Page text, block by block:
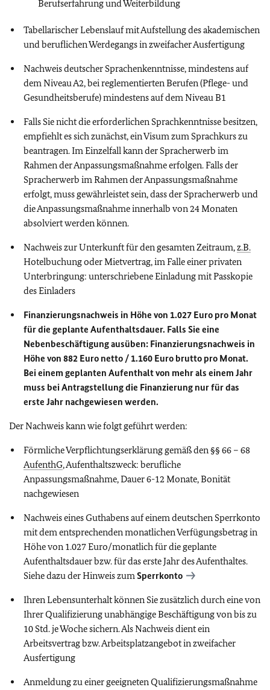
Berufserfahrung und Weiterbildung
Tabellarischer Lebenslauf mit Aufstellung des akademischen
und beruflichen Werdegangs in zweifacher Ausfertigung
Nachweis deutscher Sprachenkenntnisse, mindestens auf
dem Niveau A2, bei reglementierten Berufen (Pflege- und
Gesundheitsberufe) mindestens auf dem Niveau B1
Falls Sie nicht die erforderlichen Sprachkenntnisse besitzen,
empfiehlt es sich zunächst, ein Visum zum Sprachkurs zu
beantragen. Im Einzelfall kann der Spracherwerb im
Rahmen der Anpassungsmaßnahme erfolgen. Falls der
Spracherwerb im Rahmen der Anpassungsmaßnahme
erfolgt, muss gewährleistet sein, dass der Spracherwerb und
die Anpassungsmaßnahme innerhalb von 24 Monaten
absolviert werden können.
Nachweis zur Unterkunft für den gesamten Zeitraum,z.B.
Hotelbuchung oder Mietvertrag, im Falle einer privaten
Unterbringung: unterschriebene Einladung mit Passkopie
des Einladers
Finanzierungsnachweis in Höhe von 1.027 Euro pro Monat
für die geplante Aufenthaltsdauer. Falls Sie eine
Nebenbeschäftigung ausüben: Finanzierungsnachweis in
Höhe von 882 Euro netto / 1.160 Euro brutto pro Monat.
Bei einem geplanten Aufenthalt von mehr als einem Jahr
muss bei Antragstellung die Finanzierung nur für das
erste Jahr nachgewiesen werden.
Der Nachweis kann wie folgt geführt werden:
Förmliche Verpflichtungserklärung gemäß den §§ 66 – 68
AufenthG, Aufenthaltszweck: berufliche
Anpassungsmaßnahme, Dauer 6-12 Monate, Bonität
nachgewiesen
Nachweis eines Guthabens auf einem deutschen Sperrkonto
mit dem entsprechenden monatlichen Verfügungsbetrag in
Höhe von 1.027 Euro/monatlich für die geplante
Aufenthaltsdauer bzw. für das erste Jahr des Aufenthaltes.
Siehe dazu der Hinweis zumSperrkonto
Ihren Lebensunterhalt können Sie zusätzlich durch eine von
Ihrer Qualifizierung unabhängige Beschäftigung von bis zu
10 Std. je Woche sichern. Als Nachweis dient ein
Arbeitsvertrag bzw. Arbeitsplatzangebot in zweifacher
Ausfertigung
Anmeldung zu einer geeigneten Qualifizierungsmaßnahme